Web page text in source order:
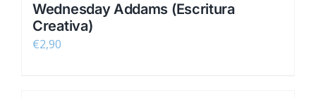
Wednesday Addams (Escritura
Creativa)
€2,90